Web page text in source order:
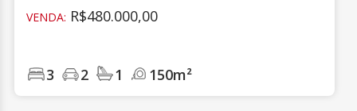
VENDA: R$480.000,00
3 2 1 150m²